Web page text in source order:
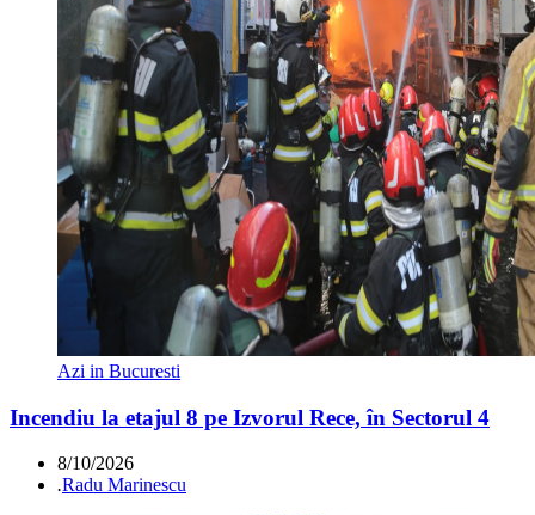
Azi in Bucuresti
Incendiu la etajul 8 pe Izvorul Rece, în Sectorul 4
8/10/2026
.Radu Marinescu